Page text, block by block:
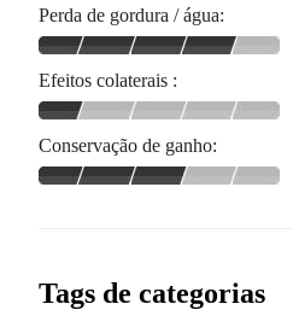
Perda de gordura / água:
Efeitos colaterais :
Conservação de ganho:
Tags de categorias